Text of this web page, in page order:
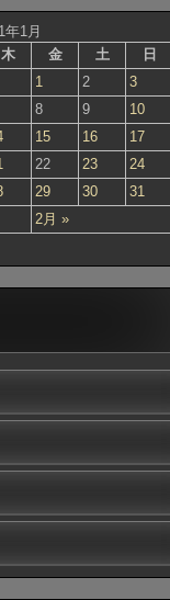
年1月
木 金 土 日
2月 »
1 2
3
8 9
10
15 16
17
22 23
24
29 30 31